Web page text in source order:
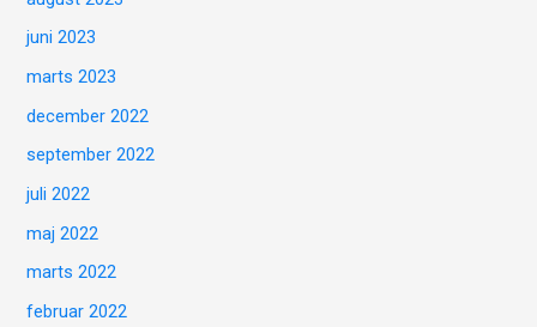
juni 2023
marts 2023
december 2022
september 2022
juli 2022
maj 2022
marts 2022
februar 2022